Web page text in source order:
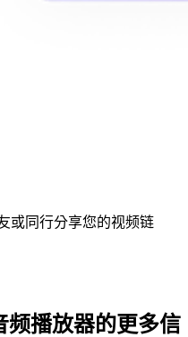
或同行分享您的视频链
频播放器的更多信